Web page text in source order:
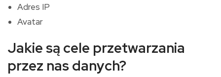
Adres IP
Avatar
Jakie są cele przetwarzania
przez nas danych?